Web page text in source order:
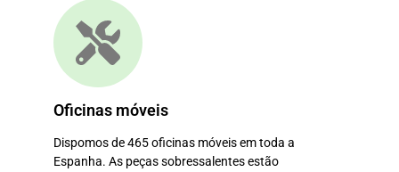
Oficinas móveis
Dispomos de 465 oficinas móveis em toda a
Espanha. As peças sobressalentes estão